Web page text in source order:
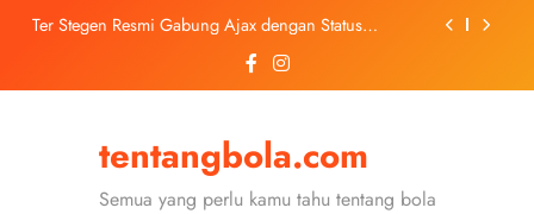
SkipTer Stegen Resmi Gabung Ajax dengan Status
Trabzonspor Mulai Negosiasi Mohamed Salah, Tes
Medis Dijadwalkan 5 Agustus
2026, Siap Tatap Putaran Provinsi
Kerolin Resmi Gabung Barcelona, Transfer
Dilaporkan Pecahkan Rekor Penjualan WSL
tentangbola.com
Semua yang perlu kamu tahu tentang bola